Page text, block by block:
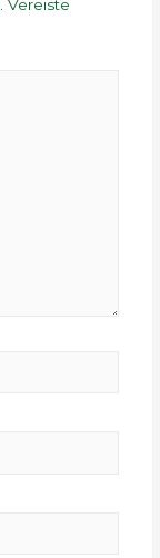
Vereiste